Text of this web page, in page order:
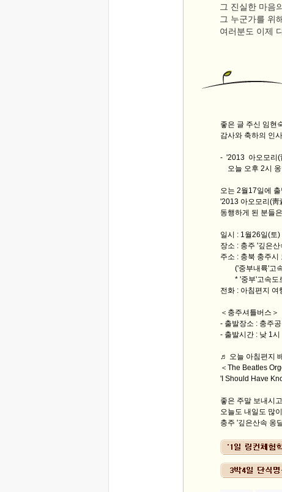
그 진실한 마음
그 누군가를 위
여러분도 이제
좋은 글 주신 임현
감사와 축하의 인
- '2013 아오모리(
오늘 오후 2시
오는 2월17일에
'2013 아오모리(靑
동행하게 된 분들
일시 : 1월26일(토)
장소 : 충주 '깊은
주소 : 충북 충주
('중부내륙'고속
* '중부'고속도로
전화 : 아침편지
＜충주셔틀버스＞
- 출발장소 : 충주
- 출발시간 : 낮 1시
♬ 오늘 아침편지
＜The Beatles
'I Should Have
좋은 주말 보내시고
오늘도 내일도 많
충주 '깊은산속 옹